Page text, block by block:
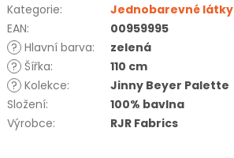
Kategorie:
Jednobarevné látky
EAN:
00959995
? Hlavní barva:
zelená
? Šířka:
110 cm
? Kolekce:
Jinny Beyer Palette
Složení:
100% bavlna
Výrobce: RJR Fabrics